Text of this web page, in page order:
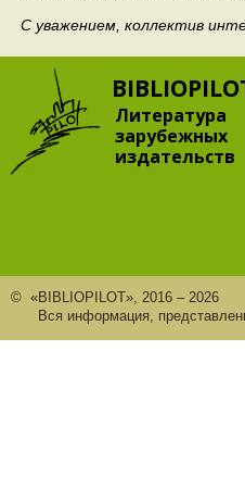
С уважением, коллектив
Литература
зарубежных
издательств
© «BIBLIOPILOT», 2016 – 2026
Вся информация,